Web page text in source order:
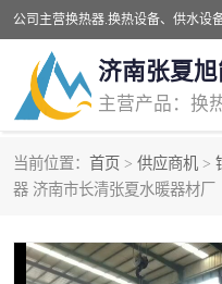
济南张夏
当前位置： 首页 > 供应商机 >
器 济南市长清张夏水暖器材厂
管壳式换热器
汽水换热机组